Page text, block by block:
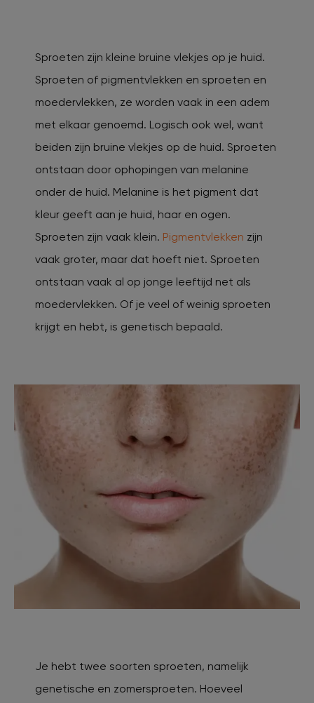
Sproeten zijn kleine bruine vlekjes op je huid.
Sproeten of pigmentvlekken en sproeten en
moedervlekken, ze worden vaak in een adem
met elkaar genoemd. Logisch ook wel, want
beiden zijn bruine vlekjes op de huid. Sproeten
ontstaan door ophopingen van melanine
onder de huid. Melanine is het pigment dat
kleur geeft aan je huid, haar en ogen.
Sproeten zijn vaak klein. Pigmentvlekken zijn
vaak groter, maar dat hoeft niet. Sproeten
ontstaan vaak al op jonge leeftijd net als
moedervlekken. Of je veel of weinig sproeten
krijgt en hebt, is genetisch bepaald.
Je hebt twee soorten sproeten, namelijk
genetische en zomersproeten. Hoeveel